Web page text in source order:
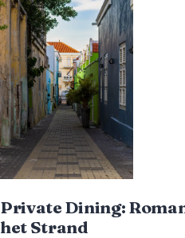
Private Dining:
het Strand